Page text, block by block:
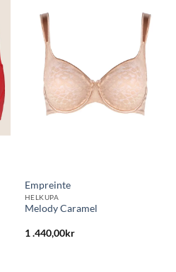
till i
önskelistan
Empreinte
HELKUPA
Melody Caramel
1 .440,00kr